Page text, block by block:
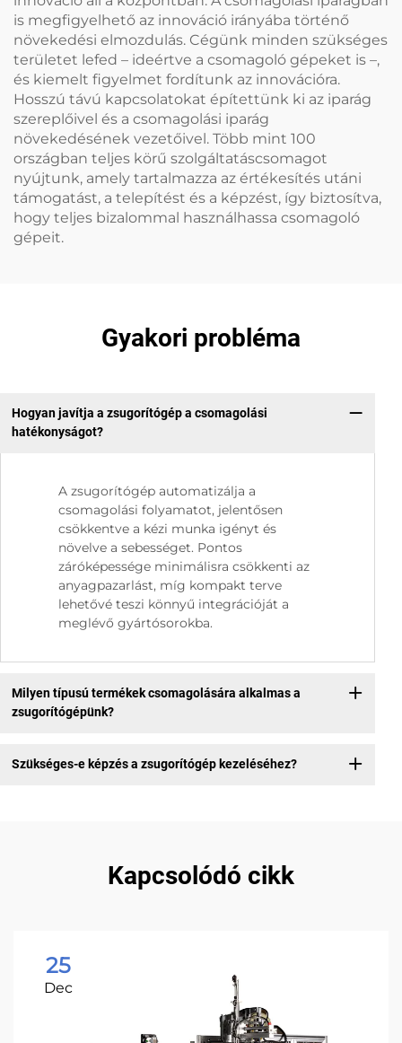
is megfigyelhető az innováció irányába történő
növekedési elmozdulás. Cégünk minden szükséges
területet lefed – ideértve a csomagoló gépeket is –,
és kiemelt figyelmet fordítunk az innovációra.
Hosszú távú kapcsolatokat építettünk ki az iparág
szereplőivel és a csomagolási iparág
növekedésének vezetőivel. Több mint 100
országban teljes körű szolgáltatáscsomagot
nyújtunk, amely tartalmazza az értékesítés utáni
támogatást, a telepítést és a képzést, így biztosítva,
hogy teljes bizalommal használhassa csomagoló
gépeit.
Gyakori probléma
Hogyan javítja a zsugorítógép a csomagolási
hatékonyságot?
A zsugorítógép automatizálja a
csomagolási folyamatot, jelentősen
csökkentve a kézi munka igényt és
növelve a sebességet. Pontos
záróképessége minimálisra csökkenti az
anyagpazarlást, míg kompakt terve
lehetővé teszi könnyű integrációját a
meglévő gyártósorokba.
Milyen típusú termékek csomagolására alkalmas a
zsugorítógépünk?
Szükséges-e képzés a zsugorítógép kezeléséhez?
Kapcsolódó cikk
25
Dec